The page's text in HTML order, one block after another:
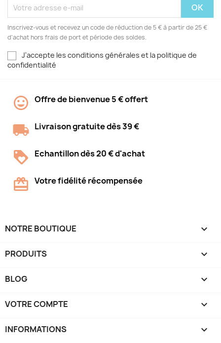
Inscrivez-vous et recevez un code de réduction de 5 € à partir de 25 €
d'achat hors frais de port et période des soldes.
J'accepte les conditions générales et la politique de
confidentialité
Offre de bienvenue 5 € offert
Livraison gratuite dès 39 €
Echantillon dès 20 € d'achat
Votre fidélité récompensée
NOTRE BOUTIQUE 
PRODUITS 
BLOG 
VOTRE COMPTE 
INFORMATIONS keyboard_arrow_down